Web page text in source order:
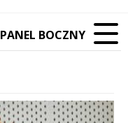
PANEL BOCZNY